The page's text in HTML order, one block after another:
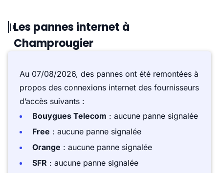
Les pannes internet à
Champrougier
Au 07/08/2026, des pannes ont été remontées à
propos des connexions internet des fournisseurs
d’accès suivants :
Bouygues Telecom : aucune panne signalée
Free : aucune panne signalée
Orange : aucune panne signalée
SFR : aucune panne signalée